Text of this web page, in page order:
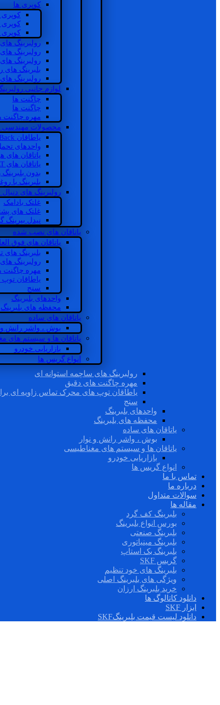
کوپری ها
کوپری
رولبرینگ
رولبرینگ
رولبرینگ
بلبرینگ
رولبرینگ
لوازم جانبی
چاگنت ها
چاگنت ها
مهره چاگنت
محصولات مهندسی
یاطاقان Back های پشتی
واحدهای
یاتاقان های
یاتاقان های INSOCOAT
بدون
بلبرینگ با
رولبرینگ های
غلتک بادامک
غلتک های
نیدل بیرینگ
یاتاقان های نصب شده
یاتاقان های فوق
بلبرینگ های
رولبرینگ
مهره چاگنت
یاطاقان
سنج
واحدهای بلبرینگ
محفظه های بلبرینگ
یاتاقان های ساده
بوش ، واشر رانش و
یاتاقان ها و سیستم های
بازاریابی خودرو
انواع گریس ها
رولبرینگ های ساچمه استوانه ای
مهره چاگنت های دقیق
یاطاقان توپ های محرک تماس زاویه ای
سنج
واحدهای بلبرینگ
محفظه های بلبرینگ
یاتاقان های ساده
بوش ، واشر رانش و نوار
یاتاقان ها و سیستم های مغناطیسی
بازاریابی خودرو
انواع گریس ها
تماس با ما
درباره ما
سوالات متداول
مقاله ها
بلبرینگ کف گرد
بورس انواع بلبرینگ
بلبرینگ صنعتی
بلبرینگ مینیاتوری
بلبرینگ بک استاپ
گریس SKF
بلبرینگ های خود تنظیم
ویژگی های بلبرینگ اصلی
خرید بلبرینگ ارزان
دانلود کاتالوگ ها
ابزار SKF
دانلود لیست قیمت بلبرینگSKF